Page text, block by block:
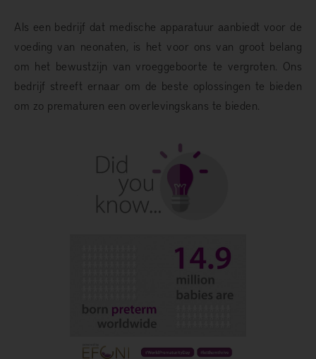
Als een bedrijf dat medische apparatuur aanbiedt voor de
voeding van neonaten, is het voor ons van groot belang
om het bewustzijn van vroeggeboorte te vergroten. Ons
bedrijf streeft ernaar om de beste oplossingen te bieden
om zo prematuren een overlevingskans te bieden.